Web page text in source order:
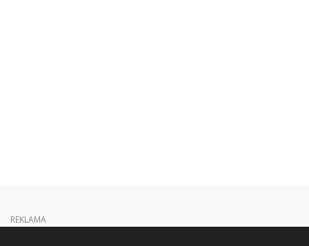
REKLAMA